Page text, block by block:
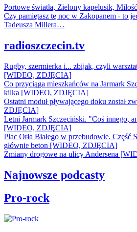
Portowe światła, Zielony kapelusik,
Czy pamiętasz tę noc w Zakopanem - to
Tadeusza Millera…
radioszczecin.tv
Rugby, szermierka i... zbijak, czyli
[WIDEO, ZDJĘCIA]
Co przyciąga mieszkańców na Jarmark
kilka [WIDEO, ZDJĘCIA]
Ostatni moduł pływającego doku został
ZDJĘCIA]
Letni Jarmark Szczeciński. "Coś innego,
[WIDEO, ZDJĘCIA]
Plac Orła Białego w przebudowie. Część
głównie beton [WIDEO, ZDJĘCIA]
Zmiany drogowe na ulicy Andersena
Najnowsze podcasty
Pro-rock